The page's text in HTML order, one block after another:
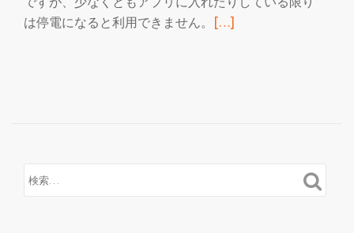
は停電になると利用できません。
続
通
[…]